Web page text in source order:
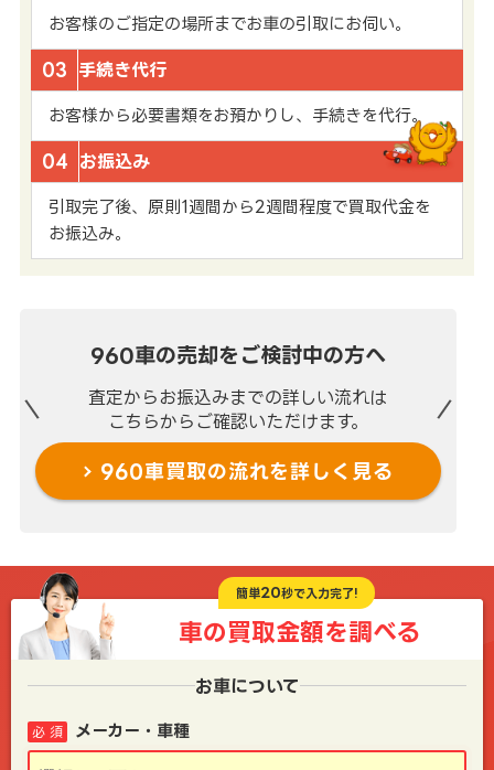
お客様のご指定の場所までお車の引取にお伺い。
03 手続き代行
お客様から必要書類をお預かりし、手続きを代行。
04 お振込み
引取完了後、原則1週間から2週間程度で買取代金を
お振込み。
960車の売却を ご検討中の方へ
査定からお振込みまでの詳しい流れは
こちらからご確認いただけます。
960車買取の流れを詳しく見る
簡単20秒で入力完了!
車の買取金額を調べる
お車について
メーカー・車種
必 須